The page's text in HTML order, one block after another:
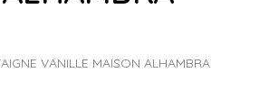
VANILLE MAISON ALHAMBRA